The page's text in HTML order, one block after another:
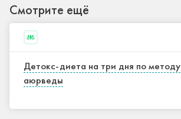
Смотрите ещё
Детокс-диета на три дня по методу
аюрведы